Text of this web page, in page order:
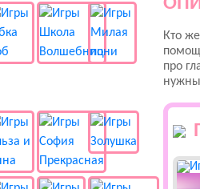
Кто
про